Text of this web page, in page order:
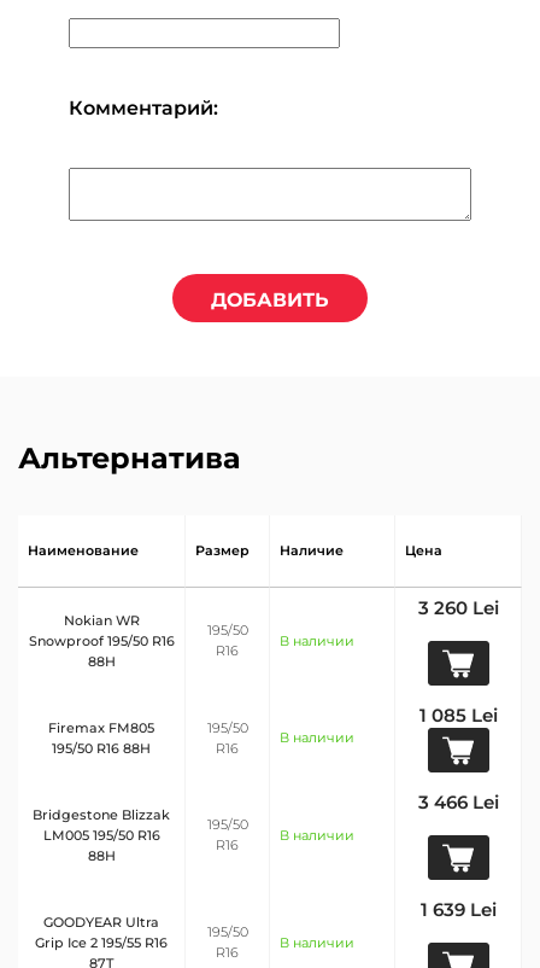
Комментарий:
ДОБАВИТЬ
Альтернатива
Наименование Размер Наличие Цена
Nokian WR
Snowproof 195/50 R16
88H
195/50
R16
В наличии
3 260 Lei
Firemax FM805
195/50 R16 88H
195/50
R16
В наличии
1 085 Lei
Bridgestone Blizzak
LM005 195/50 R16
88H
195/50
R16
В наличии
3 466 Lei
GOODYEAR Ultra
Grip Ice 2 195/55 R16
87T
195/50
R16
В наличии
1 639 Lei